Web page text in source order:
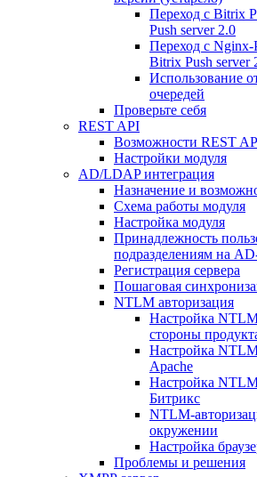
Переход с Bitrix
Push server 2.0
Переход с Nginx-
Bitrix Push server
Использование
очередей
Проверьте себя
REST API
Возможности REST
Настройки модуля
AD/LDAP интеграция
Назначение и
Схема работы модуля
Настройка модуля
Принадлежность
подразделениям на
Регистрация сервера
Пошаговая
NTLM авторизация
Настройка
стороны
Настройка
Apache
Настройка
Битрикс
NTLM-
окружении
Настройка
Проблемы и решения